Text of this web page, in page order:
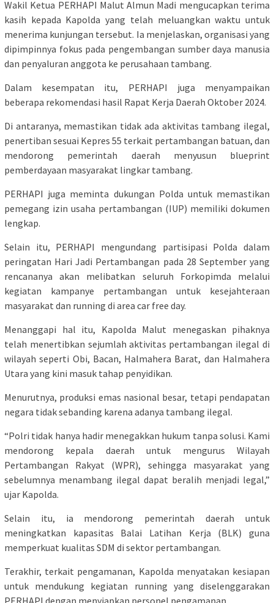
Wakil Ketua PERHAPI Malut Almun Madi mengucapkan terima
kasih kepada Kapolda yang telah meluangkan waktu untuk
menerima kunjungan tersebut. Ia menjelaskan, organisasi yang
dipimpinnya fokus pada pengembangan sumber daya manusia
dan penyaluran anggota ke perusahaan tambang.
Dalam kesempatan itu, PERHAPI juga menyampaikan
beberapa rekomendasi hasil Rapat Kerja Daerah Oktober 2024.
Di antaranya, memastikan tidak ada aktivitas tambang ilegal,
penertiban sesuai Kepres 55 terkait pertambangan batuan, dan
mendorong pemerintah daerah menyusun blueprint
pemberdayaan masyarakat lingkar tambang.
PERHAPI juga meminta dukungan Polda untuk memastikan
pemegang izin usaha pertambangan (IUP) memiliki dokumen
lengkap.
Selain itu, PERHAPI mengundang partisipasi Polda dalam
peringatan Hari Jadi Pertambangan pada 28 September yang
rencananya akan melibatkan seluruh Forkopimda melalui
kegiatan kampanye pertambangan untuk kesejahteraan
masyarakat dan running di area car free day.
Menanggapi hal itu, Kapolda Malut menegaskan pihaknya
telah menertibkan sejumlah aktivitas pertambangan ilegal di
wilayah seperti Obi, Bacan, Halmahera Barat, dan Halmahera
Utara yang kini masuk tahap penyidikan.
Menurutnya, produksi emas nasional besar, tetapi pendapatan
negara tidak sebanding karena adanya tambang ilegal.
“Polri tidak hanya hadir menegakkan hukum tanpa solusi. Kami
mendorong kepala daerah untuk mengurus Wilayah
Pertambangan Rakyat (WPR), sehingga masyarakat yang
sebelumnya menambang ilegal dapat beralih menjadi legal,”
ujar Kapolda.
Selain itu, ia mendorong pemerintah daerah untuk
meningkatkan kapasitas Balai Latihan Kerja (BLK) guna
memperkuat kualitas SDM di sektor pertambangan.
Terakhir, terkait pengamanan, Kapolda menyatakan kesiapan
untuk mendukung kegiatan running yang diselenggarakan
PERHAPI dengan menyiapkan personel pengamanan